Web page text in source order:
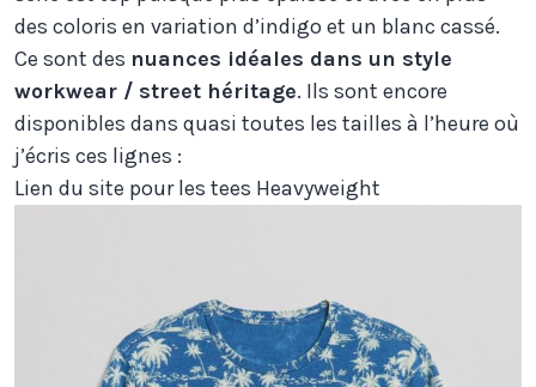
des coloris en variation d’indigo et un blanc cassé.
Ce sont des nuances idéales dans un style
workwear / street héritage. Ils sont encore
disponibles dans quasi toutes les tailles à l’heure où
j’écris ces lignes :
Lien du site pour les tees Heavyweight